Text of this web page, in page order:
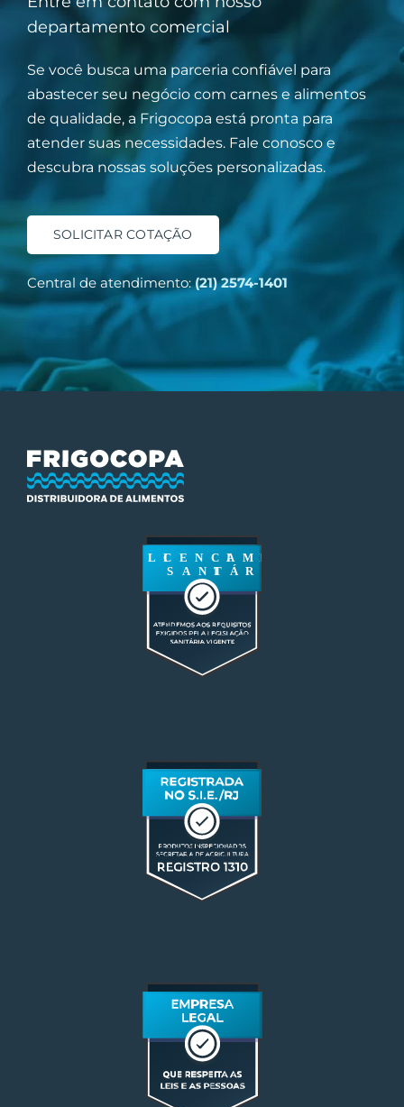
departamento comercial
Se você busca uma parceria confiável para
abastecer seu negócio com carnes e alimentos
de qualidade, a Frigocopa está pronta para
atender suas necessidades. Fale conosco e
descubra nossas soluções personalizadas.
SOLICITAR COTAÇÃO
Central de atendimento:(21) 2574-1401